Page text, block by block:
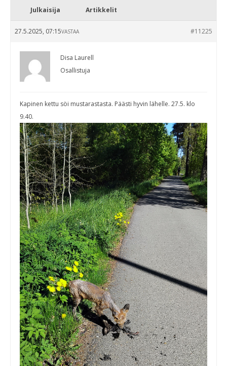
Julkaisija Artikkelit
27.5.2025, 07:15 #11225
VASTAA
Disa Laurell
Osallistuja
Kapinen kettu söi mustarastasta. Päästi hyvin lähelle. 27.5. klo
9.40.